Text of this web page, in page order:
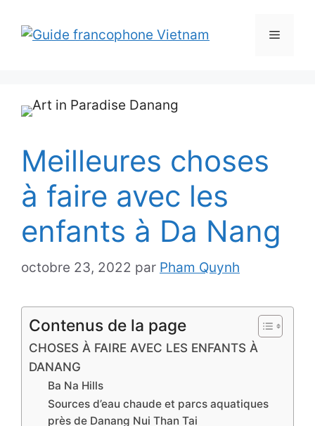
Menu
Meilleures choses
à faire avec les
enfants à Da Nang
octobre 23, 2022 par Pham Quynh
Contenus de la page
CHOSES À FAIRE AVEC LES ENFANTS À
DANANG
Ba Na Hills
Sources d’eau chaude et parcs aquatiques
près de Danang Nui Than Tai